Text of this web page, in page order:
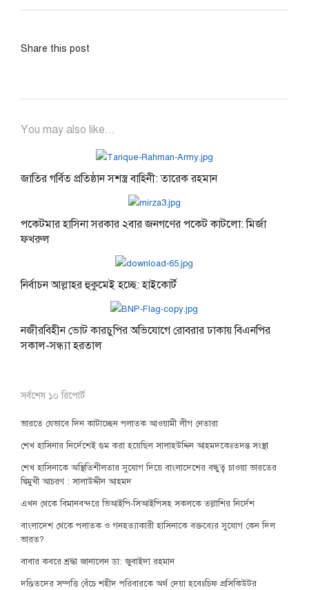
Share this post
You may also like...
জাতির গর্বিত প্রতিষ্ঠান সশস্ত্র বাহিনী: তারেক রহমান
পকেটমার হাসিনা সরকার ২বার জনগণের পকেট কাটলো: মির্জা
ফখরুল
নির্বাচন আল্লাহর হুকুমেই হচ্ছে: হাইকোর্ট
নজীরবিহীন ভোট কারচুপির অভিযোগে রোবরার ঢাকায় বিএনপির
সকাল-সন্ধ্যা হরতাল
সর্বশেষ ১০ রিপোর্ট
ভারতে যেভাবে দিন কাটাচ্ছেন পলাতক আওয়ামী লীগ নেতারা
শেখ হাসিনার নির্দেশেই গুম করা হয়েছিল সালাহউদ্দিন আহমদকেঃতদন্ত সংস্থা
শেখ হাসিনাকে অস্থিতিশীলতার সুযোগ দিয়ে বাংলাদেশের বন্ধুত্ব চাওয়া ভারতের
দ্বিমুখী আচরণ : সালাউদ্দীন আহমদ
এখন থেকে বিমানবন্দরে ভিআইপি-সিআইপিসহ সকলকে তল্লাশির নির্দেশ
বাংলাদেশ থেকে পলাতক ও গনহত্যাকারী হাসিনাকে বক্তব্যের সুযোগ কেন দিল
ভারত?
বাবার কবরে শ্রদ্ধা জানালেন ডা: জুবাইদা রহমান
দণ্ডিতদের সম্পত্তি বেঁচে শহীদ পরিবারকে অর্থ দেয়া হবেঃচিফ প্রসিকিউটর